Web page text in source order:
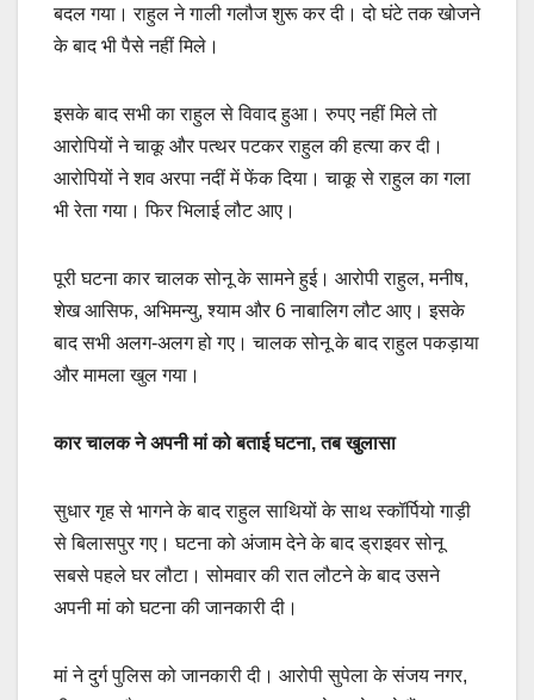
बदल गया। राहुल ने गाली गलौज शुरू कर दी। दो घंटे तक खोजने
के बाद भी पैसे नहीं मिले।
इसके बाद सभी का राहुल से विवाद हुआ। रुपए नहीं मिले तो
आरोपियों ने चाकू और पत्थर पटकर राहुल की हत्या कर दी।
आरोपियों ने शव अरपा नदीं में फेंक दिया। चाकू से राहुल का गला
भी रेता गया। फिर भिलाई लौट आए।
पूरी घटना कार चालक सोनू के सामने हुई। आरोपी राहुल, मनीष,
शेख आसिफ, अभिमन्यु, श्याम और 6 नाबालिग लौट आए। इसके
बाद सभी अलग-अलग हो गए। चालक सोनू के बाद राहुल पकड़ाया
और मामला खुल गया।
कार चालक ने अपनी मां को बताई घटना, तब खुलासा
सुधार गृह से भागने के बाद राहुल साथियों के साथ स्कॉर्पियो गाड़ी
से बिलासपुर गए। घटना को अंजाम देने के बाद ड्राइवर सोनू
सबसे पहले घर लौटा। सोमवार की रात लौटने के बाद उसने
अपनी मां को घटना की जानकारी दी।
मां ने दुर्ग पुलिस को जानकारी दी। आरोपी सुपेला के संजय नगर,